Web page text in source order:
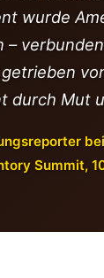
wurde
–
durch Mut
bei
Summit,